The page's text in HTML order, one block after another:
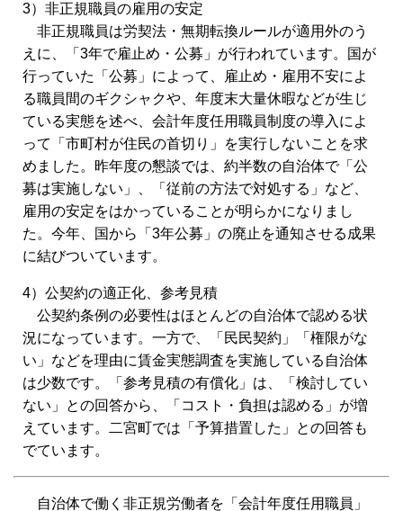
3）非正規職員の雇用の安定
非正規職員は労契法・無期転換ルールが適用外のう
えに、「3年で雇止め・公募」が行われています。国が
行っていた「公募」によって、雇止め・雇用不安によ
る職員間のギクシャクや、年度末大量休暇などが生じ
ている実態を述べ、会計年度任用職員制度の導入によ
って「市町村が住民の首切り」を実行しないことを求
めました。昨年度の懇談では、約半数の自治体で「公
募は実施しない」、「従前の方法で対処する」など、
雇用の安定をはかっていることが明らかになりまし
た。今年、国から「3年公募」の廃止を通知させる成果
に結びついています。
4）公契約の適正化、参考見積
公契約条例の必要性はほとんどの自治体で認める状
況になっています。一方で、「民民契約」「権限がな
い」などを理由に賃金実態調査を実施している自治体
は少数です。「参考見積の有償化」は、「検討してい
ない」との回答から、「コスト・負担は認める」が増
えています。二宮町では「予算措置した」との回答も
でています。
自治体で働く非正規労働者を「会計年度任用職員」